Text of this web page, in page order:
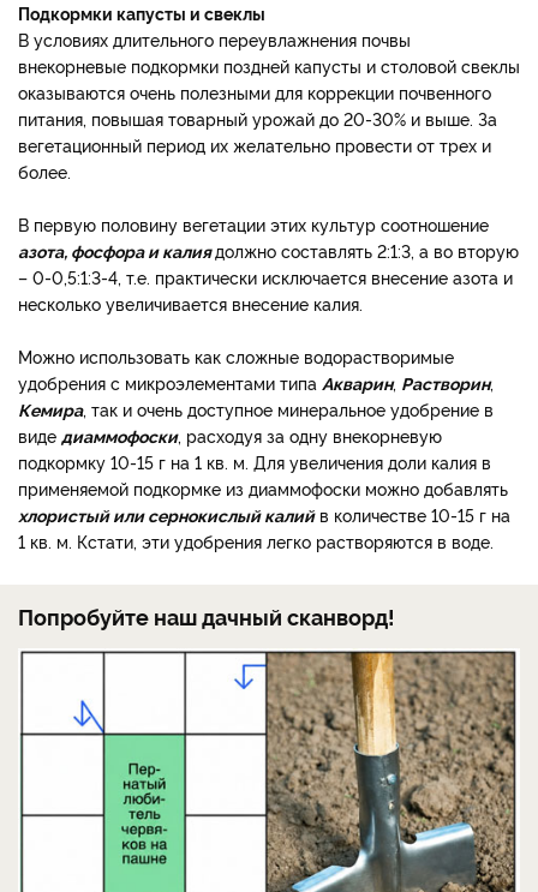
Подкормки капусты и свеклы
В условиях длительного переувлажнения почвы
внекорневые подкормки поздней капусты и столовой свеклы
оказываются очень полезными для коррекции почвенного
питания, повышая товарный урожай до 20-30% и выше. За
вегетационный период их желательно провести от трех и
более.
В первую половину вегетации этих культур соотношение
азота, фосфора и калиядолжно составлять 2:1:3, а во вторую
– 0-0,5:1:3-4, т.е. практически исключается внесение азота и
несколько увеличивается внесение калия.
Можно использовать как сложные водорастворимые
удобрения с микроэлементами типа Акварин, Растворин,
Кемира, так и очень доступное минеральное удобрение в
виде диаммофоски, расходуя за одну внекорневую
подкормку 10-15 г на 1 кв. м. Для увеличения доли калия в
применяемой подкормке из диаммофоски можно добавлять
хлористый или сернокислый калийв количестве 10-15 г на
1 кв. м. Кстати, эти удобрения легко растворяются в воде.
Попробуйте наш дачный сканворд!